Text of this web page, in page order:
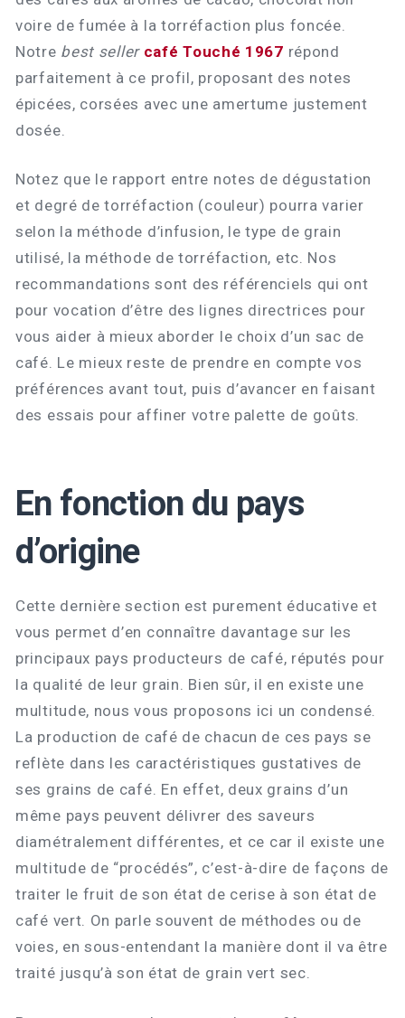
voire de fumée à la torréfaction plus foncée.
Notre best seller café Touché 1967 répond
parfaitement à ce profil, proposant des notes
épicées, corsées avec une amertume justement
dosée.
Notez que le rapport entre notes de dégustation
et degré de torréfaction (couleur) pourra varier
selon la méthode d’infusion, le type de grain
utilisé, la méthode de torréfaction, etc. Nos
recommandations sont des référenciels qui ont
pour vocation d’être des lignes directrices pour
vous aider à mieux aborder le choix d’un sac de
café. Le mieux reste de prendre en compte vos
préférences avant tout, puis d’avancer en faisant
des essais pour affiner votre palette de goûts.
En fonction du pays
d’origine
Cette dernière section est purement éducative et
vous permet d’en connaître davantage sur les
principaux pays producteurs de café, réputés pour
la qualité de leur grain. Bien sûr, il en existe une
multitude, nous vous proposons ici un condensé.
La production de café de chacun de ces pays se
reflète dans les caractéristiques gustatives de
ses grains de café. En effet, deux grains d’un
même pays peuvent délivrer des saveurs
diamétralement différentes, et ce car il existe une
multitude de “procédés”, c’est-à-dire de façons de
traiter le fruit de son état de cerise à son état de
café vert. On parle souvent de méthodes ou de
voies, en sous-entendant la manière dont il va être
traité jusqu’à son état de grain vert sec.